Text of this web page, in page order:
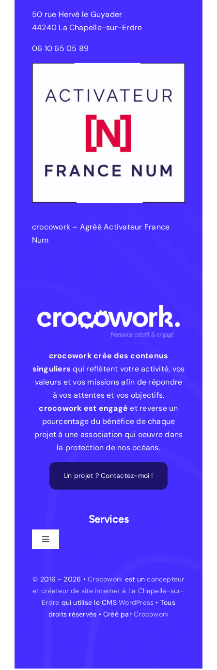
50 rue Hervé le Guyader
44240 La Chapelle-sur-Erdre
06 10 65 05 89
crocowork – Agréé Activateur France
Num
crocowork crée des contenus
singuliers qui reflètent votre activité, vos
valeurs et vos missions afin de répondre
à vos attentes et vos objectifs.
crocowork est engagé et reverse un
pourcentage du bénéfice de chaque
projet à une association qui oeuvre dans
la protection de nos océans.
Un projet ? Contactez-moi !
Services
Toggle
Création de site web – La Chapelle-sur-Erdre
© 2016 - 2026 •Crocowork est unconcepteur
et créateur de site internet à La Chapelle-sur-
Erdre qui utilise le CMSWordPress • Tous
droits réservés • Créé parCrocowork